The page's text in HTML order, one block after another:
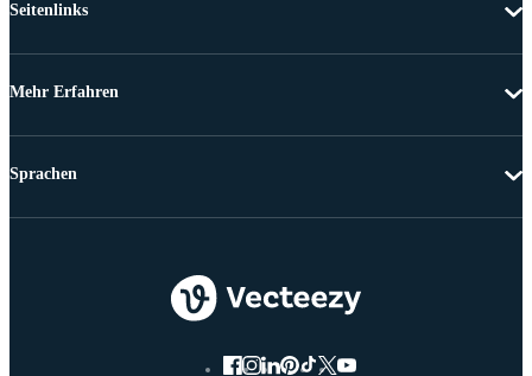
Seitenlinks
Mehr Erfahren
Sprachen